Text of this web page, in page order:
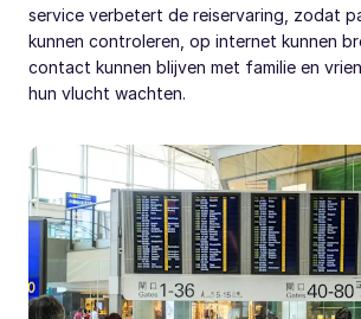
service verbetert de reiservaring, zodat
kunnen controleren, op internet kunnen
contact kunnen blijven met familie en
hun vlucht wachten.